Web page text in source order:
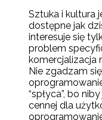
Sztuka i kultura
dostępne jak
interesuje się
problem
komercjalizacja
Nie zgadzam
“spłyca”, bo
cennej dla